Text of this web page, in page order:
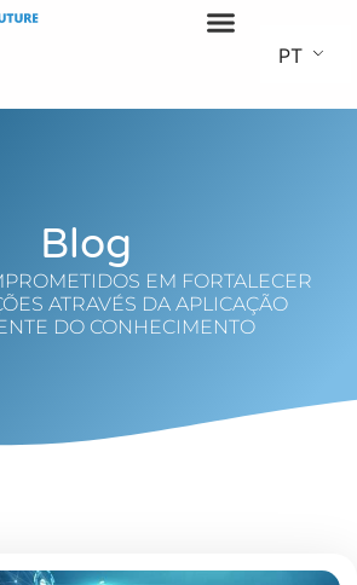
PT
Blog
EM FORTALECER
ATRAVÉS DA APLICAÇÃO
DO CONHECIMENTO